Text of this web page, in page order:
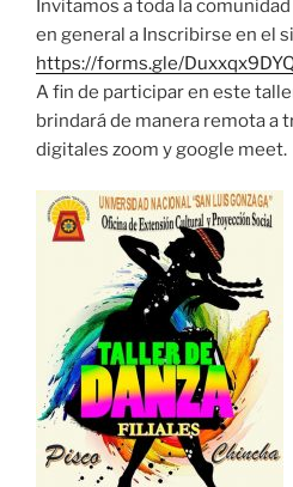
Invitamos a toda la
en general a Inscribirse en el
https://forms.gle/
A fin de participar en este
brindará de manera remota a
digitales zoom y google meet.